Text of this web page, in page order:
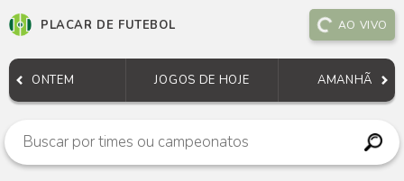
PLACAR DE FUTEBOL AO VIVO
ONTEM JOGOS DE HOJE AMANHÃ